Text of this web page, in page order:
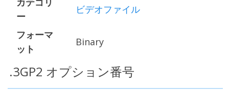
ー
ビデオファイル
フォーマ
ット
Binary
.3GP2 オプション番号